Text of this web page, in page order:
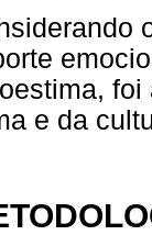
foi
e da